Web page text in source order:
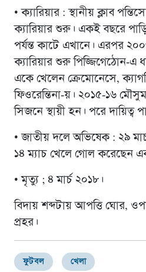
• ‎ক্যারিয়ার : স্থানীয় ক্লাব
ক্যারিয়ার শুরু। একই বছরে
পর্যন্ত কাটে এখানে। এরপর
ক্যারিয়ার শুরু পিজ্জিগেঠোন-এ
একে খেলেন ক্রেমোনেসে,
ফিওরেন্তিনা-য়। ২০১৫-১৬
সিজনে স্থায়ী হন। পরে দায়িত্ব
• ‎জাতীয় দলে অভিষেক : ২৯
১৪ ম্যাচ খেলে গোল করেছেন
• ‎মৃত্যু ; ৪ মার্চ ২০১৮।
বিদায় শব্দটায় আপত্তি ঘোর,
প্রহর।
ফুটবল খেলা